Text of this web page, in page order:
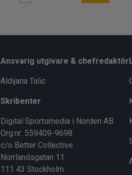
Ansvarig utgivare & chefredaktör
Aldijana Talic
Skribenter
Digital Sportsmedia i Norden AB
Org.nr: 559409-9698
c/o Better Collective
Norrlandsgatan 11
111 43 Stockholm